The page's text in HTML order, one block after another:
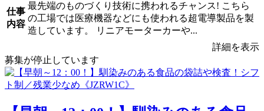
仕事
内容
最先端のものづくり技術に携われるチャンス! こちら
の工場では医療機器などにも使われる超電導製品を製
造しています。 リニアモーターカーや...
詳細を表示
募集が停止しています